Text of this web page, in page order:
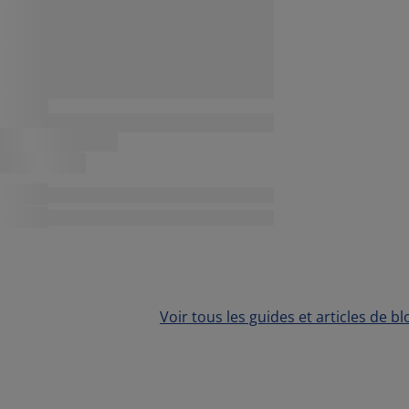
Voir tous les guides et articles de